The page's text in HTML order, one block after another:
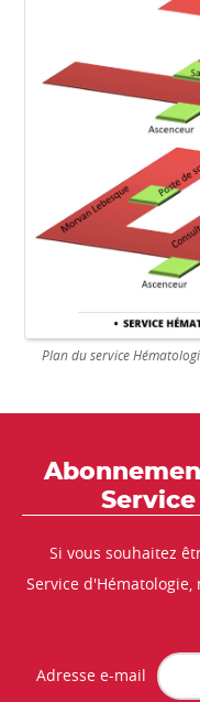
Plan du service
Si vous souhaitez
Service
Adresse e-mail